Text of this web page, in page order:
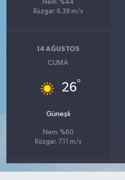
Nem: %44
Rüzgar: 6.39 m/s
14 AĞUSTOS
CUMA
26°
Güneşli
Nem: %60
Rüzgar: 7.11 m/s